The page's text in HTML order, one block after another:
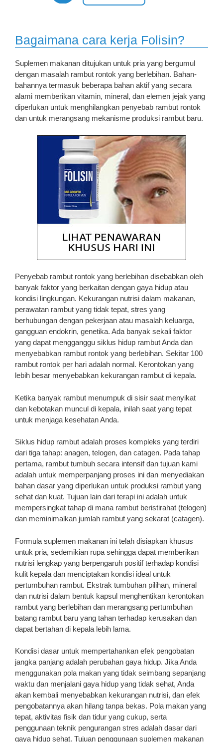
Bagaimana cara kerja Folisin?
Suplemen makanan ditujukan untuk pria yang bergumul
dengan masalah rambut rontok yang berlebihan. Bahan-
bahannya termasuk beberapa bahan aktif yang secara
alami memberikan vitamin, mineral, dan elemen jejak yang
diperlukan untuk menghilangkan penyebab rambut rontok
dan untuk merangsang mekanisme produksi rambut baru.
Penyebab rambut rontok yang berlebihan disebabkan oleh
banyak faktor yang berkaitan dengan gaya hidup atau
kondisi lingkungan. Kekurangan nutrisi dalam makanan,
perawatan rambut yang tidak tepat, stres yang
berhubungan dengan pekerjaan atau masalah keluarga,
gangguan endokrin, genetika. Ada banyak sekali faktor
yang dapat mengganggu siklus hidup rambut Anda dan
menyebabkan rambut rontok yang berlebihan. Sekitar 100
rambut rontok per hari adalah normal. Kerontokan yang
lebih besar menyebabkan kekurangan rambut di kepala.
Ketika banyak rambut menumpuk di sisir saat menyikat
dan kebotakan muncul di kepala, inilah saat yang tepat
untuk menjaga kesehatan Anda.
Siklus hidup rambut adalah proses kompleks yang terdiri
dari tiga tahap: anagen, telogen, dan catagen. Pada tahap
pertama, rambut tumbuh secara intensif dan tujuan kami
adalah untuk memperpanjang proses ini dan menyediakan
bahan dasar yang diperlukan untuk produksi rambut yang
sehat dan kuat. Tujuan lain dari terapi ini adalah untuk
mempersingkat tahap di mana rambut beristirahat (telogen)
dan meminimalkan jumlah rambut yang sekarat (catagen).
Formula suplemen makanan ini telah disiapkan khusus
untuk pria, sedemikian rupa sehingga dapat memberikan
nutrisi lengkap yang berpengaruh positif terhadap kondisi
kulit kepala dan menciptakan kondisi ideal untuk
pertumbuhan rambut. Ekstrak tumbuhan pilihan, mineral
dan nutrisi dalam bentuk kapsul menghentikan kerontokan
rambut yang berlebihan dan merangsang pertumbuhan
batang rambut baru yang tahan terhadap kerusakan dan
dapat bertahan di kepala lebih lama.
Kondisi dasar untuk mempertahankan efek pengobatan
jangka panjang adalah perubahan gaya hidup. Jika Anda
menggunakan pola makan yang tidak seimbang sepanjang
waktu dan menjalani gaya hidup yang tidak sehat, Anda
akan kembali menyebabkan kekurangan nutrisi, dan efek
pengobatannya akan hilang tanpa bekas. Pola makan yang
tepat, aktivitas fisik dan tidur yang cukup, serta
penggunaan teknik pengurangan stres adalah dasar dari
gaya hidup sehat. Tujuan penggunaan suplemen makanan